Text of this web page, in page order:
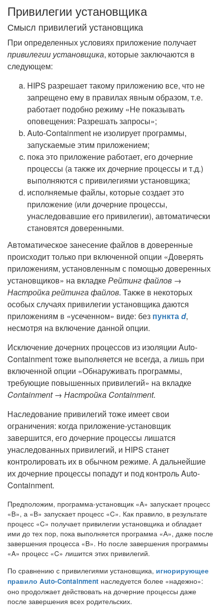
Привилегии установщика
Смысл привилегий установщика
При определенных условиях приложение получает
привилегии установщика, которые заключаются в
следующем:
HIPS разрешает такому приложению все, что не
запрещено ему в правилах явным образом, т.е.
работает подобно режиму «Не показывать
оповещения: Разрешать запросы»;
Auto-Containment не изолирует программы,
запускаемые этим приложением;
пока это приложение работает, его дочерние
процессы (а также их дочерние процессы и т.д.)
выполняются с привилегиями установщика;
исполняемые файлы, которые создает это
приложение (или дочерние процессы,
унаследовавшие его привилегии), автоматически
становятся доверенными.
Автоматическое занесение файлов в доверенные
происходит только при включенной опции «Доверять
приложениям, установленным с помощью доверенных
установщиков» на вкладкеРейтинг файлов →
Настройка рейтинга файлов. Также в некоторых
особых случаях привилегии установщика даются
приложениям в «усеченном» виде: без пунктаd,
несмотря на включение данной опции.
Исключение дочерних процессов из изоляции Auto-
Containment тоже выполняется не всегда, а лишь при
включенной опции «Обнаруживать программы,
требующие повышенных привилегий» на вкладке
Containment → Настройка Containment.
Наследование привилегий тоже имеет свои
ограничения: когда приложение-установщик
завершится, его дочерние процессы лишатся
унаследованных привилегий, и HIPS станет
контролировать их в обычном режиме. А дальнейшие
их дочерние процессы попадут и под контроль Auto-
Containment.
Предположим, программа-установщик «A» запускает процесс
«B», а «B» запускает процесс «C». Как правило, в результате
процесс «C» получает привилегии установщика и обладает
ими до тех пор, пока выполняется программа «А», даже после
завершения процесса «B». Но после завершения программы
«A» процесс «C» лишится этих привилегий.
По сравнению с привилегиями установщика, игнорирующее
правило Auto-Containment наследуется более «надежно»:
оно продолжает действовать на дочерние процессы даже
после завершения всех родительских.